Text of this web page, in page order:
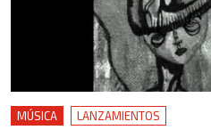
MÚSICA LANZAMIENTOS